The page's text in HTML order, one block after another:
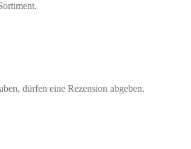
dürfen eine Rezension abgeben.